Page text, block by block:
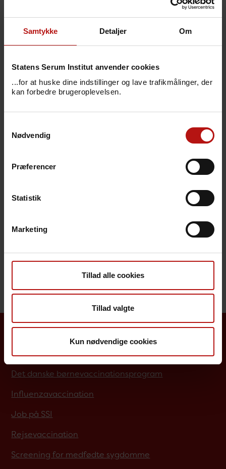
Samtykke Detaljer Om
Statens Serum Institut anvender cookies
...for at huske dine indstillinger og lave trafikmålinger, der
kan forbedre brugeroplevelsen.
Nødvendig
Præferencer
Statistik
Marketing
Tillad alle cookies
Tillad valgte
Kun nødvendige cookies
børnevaccinationsprogrammet var omkring
1000 tilfælde om året.
Seovervågningsdata for invasiv
Særligt for sundhedsfagligt personale
Det danske børnevaccinationsprogram
Influenzavaccination
Job på SSI
Rejsevaccination
Screening for medfødte sygdomme